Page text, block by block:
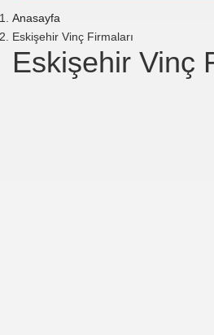
Anasayfa
Eskişehir Vinç Firmaları
Eskişehir Vinç